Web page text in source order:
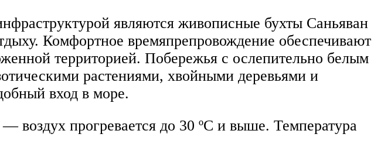
являются живописные бухты Саньяван
Комфортное времяпрепровождение обеспечивают
территорией. Побережья с ослепительно белым
растениями, хвойными деревьями и
вход в море.
— воздух прогревается до 30 ºС и выше. Температура